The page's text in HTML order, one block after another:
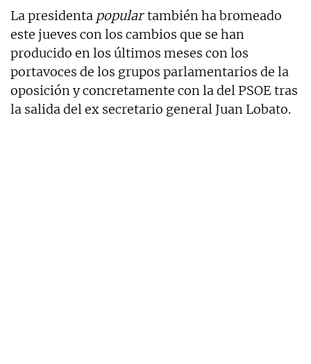
La presidenta populartambién ha bromeado
este jueves con los cambios que se han
producido en los últimos meses con los
portavoces de los grupos parlamentarios de la
oposición y concretamente con la del PSOE tras
la salida del ex secretario general Juan Lobato.